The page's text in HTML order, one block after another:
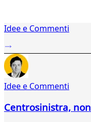
2Idee e Commenti
Idee e Commenti
Centrosinistra,